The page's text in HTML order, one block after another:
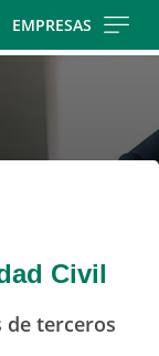
EMPRESAS
Civil
de terceros